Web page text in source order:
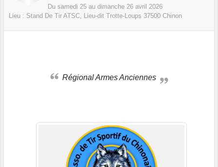
Du samedi 25 au dimanche 26 avril 2026
Lieu : Stand De Tir ATSC, Lieu-dit Trotte-Loups 37500 Chinon
Régional Armes Anciennes